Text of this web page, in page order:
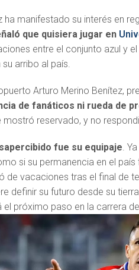
ha manifestado su interés en
que quisiera jugar en
entre el conjunto azul y
arribo al país.
Arturo Merino Benítez,
de fanáticos ni rueda de
mostró reservado, y no
fue su equipaje.
si su permanencia en el
de vacaciones tras el final de
definir su futuro desde su
el próximo paso en la carrera